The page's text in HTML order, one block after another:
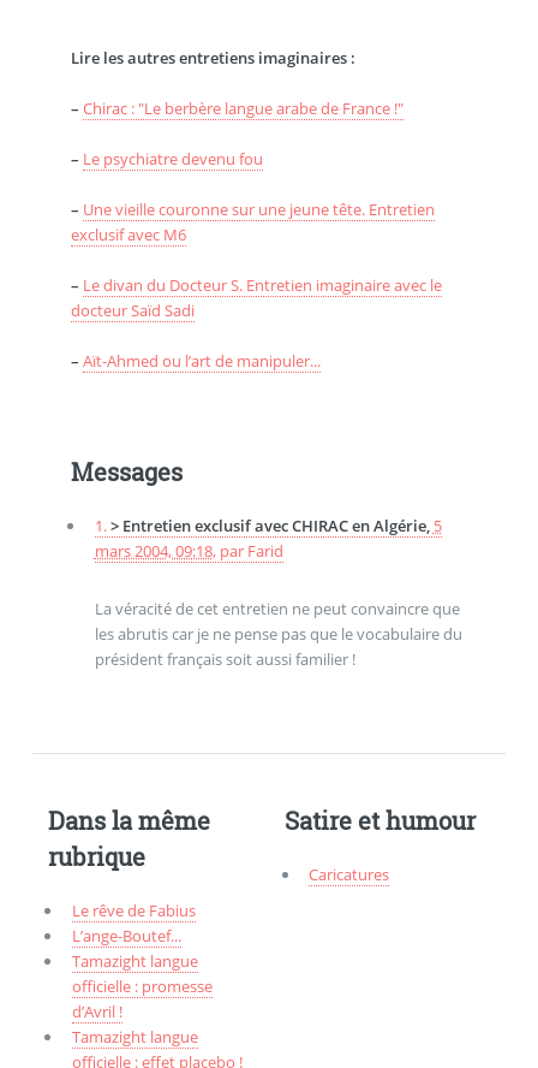
Lire les autres entretiens imaginaires :
– Chirac : "Le berbère langue arabe de France !"
– Le psychiatre devenu fou
– Une vieille couronne sur une jeune tête. Entretien
exclusif avec M6
– Le divan du Docteur S. Entretien imaginaire avec le
docteur Saïd Sadi
– Aït-Ahmed ou l’art de manipuler...
Messages
1.> Entretien exclusif avec CHIRAC en Algérie, 5
mars 2004, 09:18, par Farid
La véracité de cet entretien ne peut convaincre que
les abrutis car je ne pense pas que le vocabulaire du
président français soit aussi familier !
Dans la même
rubrique
Le rêve de Fabius
L’ange-Boutef...
Tamazight langue
officielle : promesse
d’Avril !
Tamazight langue
officielle : effet placebo !
Satire et humour
Caricatures